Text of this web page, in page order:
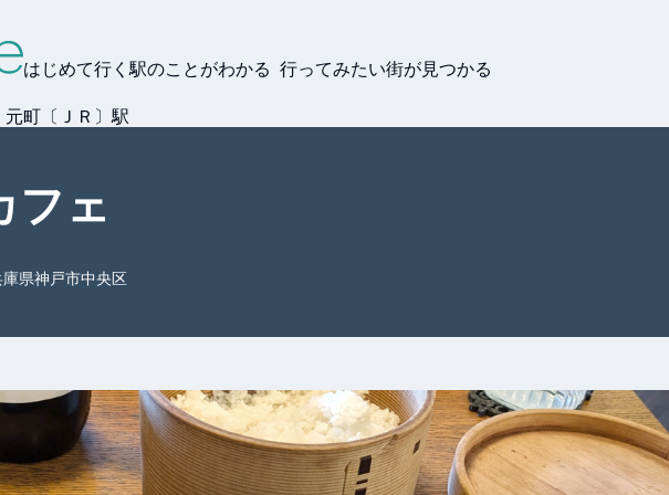
はじめて行く駅のことがわかる 行ってみたい街が見つかる
元町〔ＪＲ〕駅
フェ
庫県神戸市中央区